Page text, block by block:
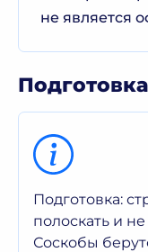
не является
Подготовка
Подготовка:
полоскать и
Соскобы